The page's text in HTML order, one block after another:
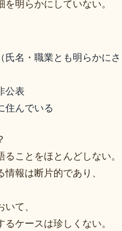
明らかにしていない。
氏名・職業とも明らかにさ
公表
住んでいる
ことをほとんどしない。
報は断片的であり、
て、
ケースは珍しくない。